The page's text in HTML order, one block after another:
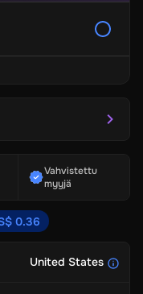
Vahvistettu
myyjä
0.36
United States